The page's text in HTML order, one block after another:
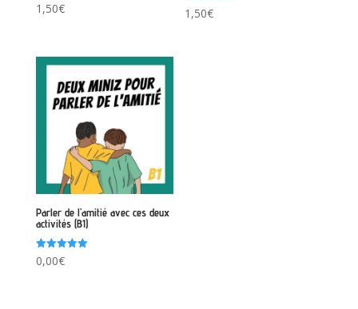
1,50€
Note
5.00
1,50€
Parler de l’amitié avec ces deux
activités (B1)
Note
5.00
0,00€